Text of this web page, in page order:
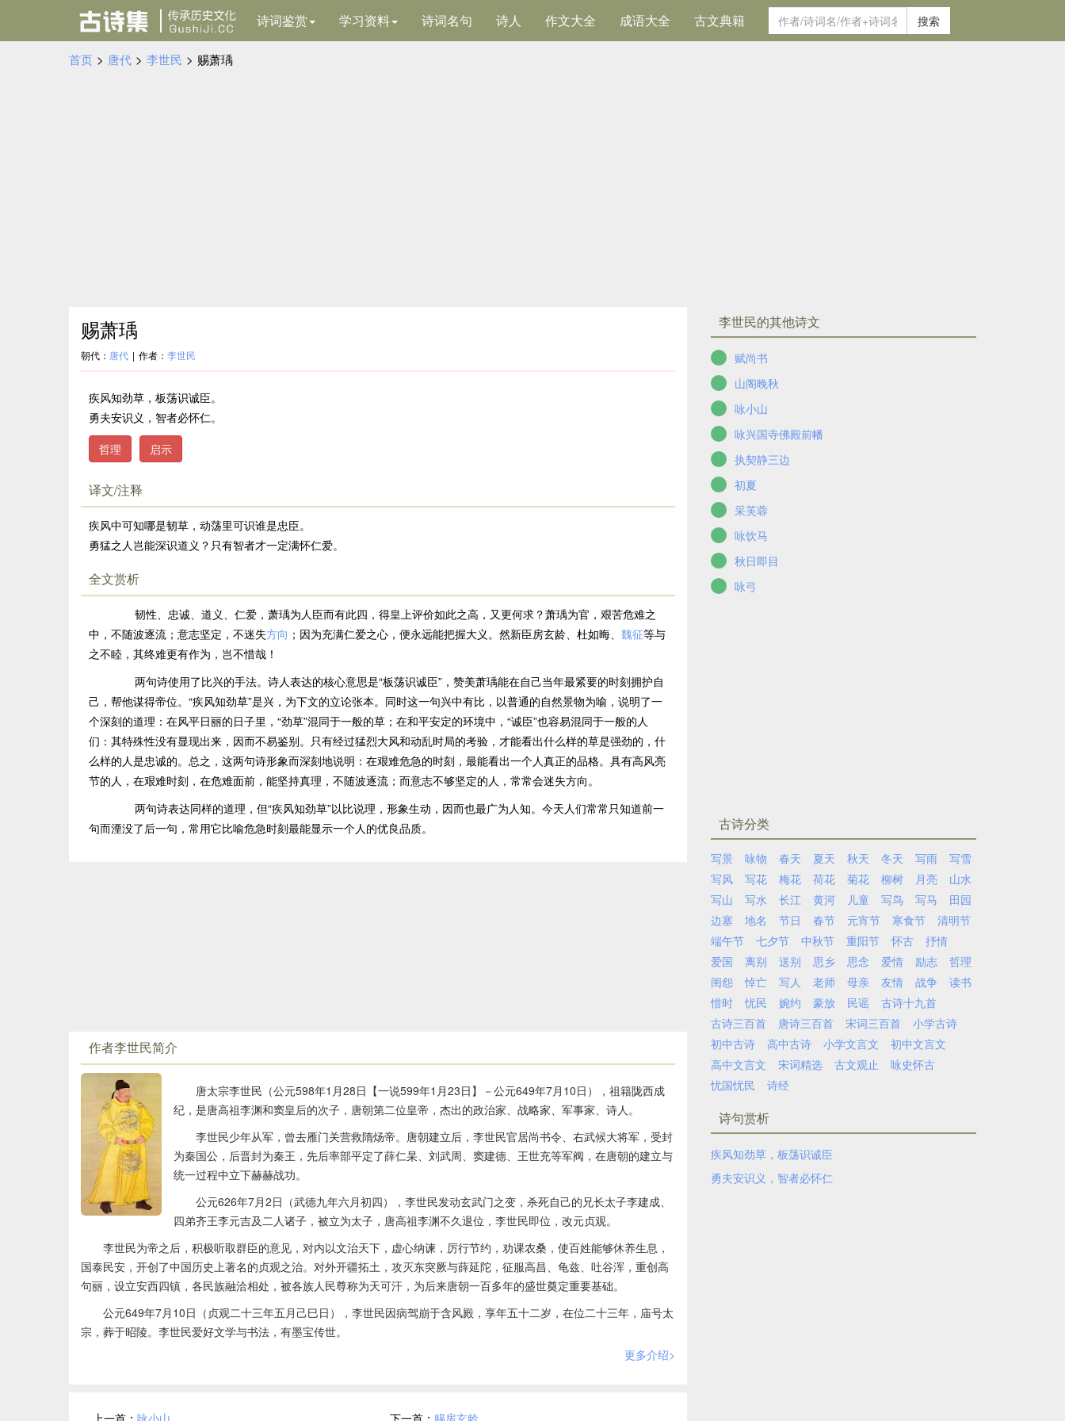
诗词鉴赏 学习资料 诗词名句 诗人 作文大全 成语大全 古文典籍 搜索
首页 > 唐代 > 李世民 > 赐萧瑀
赐萧瑀
朝代： 唐代 | 作者： 李世民
疾风知劲草，板荡识诚臣。
勇夫安识义，智者必怀仁。
哲理
启示
译文/注释
疾风中可知哪是韧草，动荡里可识谁是忠臣。
勇猛之人岂能深识道义？只有智者才一定满怀仁爱。
全文赏析
韧性、忠诚、道义、仁爱，萧瑀为人臣而有此四，得皇上评价如此之高，又更何求？萧瑀为官，艰苦危难之
中，不随波逐流；意志坚定，不迷失方向 ；因为充满仁爱之心，便永远能把握大义。然新臣房玄龄、杜如晦、 魏征等与
之不睦，其终难更有作为，岂不惜哉！
两句诗使用了比兴的手法。诗人表达的核心意思是“板荡识诚臣”，赞美萧瑀能在自己当年最紧要的时刻拥护自
己，帮他谋得帝位。“疾风知劲草”是兴，为下文的立论张本。同时这一句兴中有比，以普通的自然景物为喻，说明了一
个深刻的道理：在风平日丽的日子里，“劲草”混同于一般的草；在和平安定的环境中，“诚臣”也容易混同于一般的人
们：其特殊性没有显现出来，因而不易鉴别。只有经过猛烈大风和动乱时局的考验，才能看出什么样的草是强劲的，什
么样的人是忠诚的。总之，这两句诗形象而深刻地说明：在艰难危急的时刻，最能看出一个人真正的品格。具有高风亮
节的人，在艰难时刻，在危难面前，能坚持真理，不随波逐流；而意志不够坚定的人，常常会迷失方向。
两句诗表达同样的道理，但“疾风知劲草”以比说理，形象生动，因而也最广为人知。今天人们常常只知道前一
句而湮没了后一句，常用它比喻危急时刻最能显示一个人的优良品质。
作者李世民简介
唐太宗李世民（公元598年1月28日【一说599年1月23日】－公元649年7月10日），祖籍陇西成
纪，是唐高祖李渊和窦皇后的次子，唐朝第二位皇帝，杰出的政治家、战略家、军事家、诗人。
李世民少年从军，曾去雁门关营救隋炀帝。唐朝建立后，李世民官居尚书令、右武候大将军，受封
为秦国公，后晋封为秦王，先后率部平定了薛仁杲、刘武周、窦建德、王世充等军阀，在唐朝的建立与
统一过程中立下赫赫战功。
公元626年7月2日（武德九年六月初四），李世民发动玄武门之变，杀死自己的兄长太子李建成、
四弟齐王李元吉及二人诸子，被立为太子，唐高祖李渊不久退位，李世民即位，改元贞观。
李世民为帝之后，积极听取群臣的意见，对内以文治天下，虚心纳谏，厉行节约，劝课农桑，使百姓能够休养生息，
国泰民安，开创了中国历史上著名的贞观之治。对外开疆拓土，攻灭东突厥与薛延陀，征服高昌、龟兹、吐谷浑，重创高
句丽，设立安西四镇，各民族融洽相处，被各族人民尊称为天可汗，为后来唐朝一百多年的盛世奠定重要基础。
公元649年7月10日（贞观二十三年五月己巳日），李世民因病驾崩于含风殿，享年五十二岁，在位二十三年，庙号太
宗，葬于昭陵。李世民爱好文学与书法，有墨宝传世。
更多介绍>
上一首： 咏小山 下一首： 赐房玄龄
李世民的其他诗文
赋尚书
山阁晚秋
咏小山
咏兴国寺佛殿前幡
执契静三边
初夏
采芙蓉
咏饮马
秋日即目
咏弓
古诗分类
写景 咏物 春天 夏天 秋天 冬天 写雨
写雪
写风
写花 梅花 荷花 菊花 柳树 月亮
山水
写山
写水 长江 黄河 儿童 写鸟 写马
田园
边塞
地名 节日 春节 元宵节 寒食节
清明节
端午节
七夕节 中秋节 重阳节 怀古
抒情
爱国
离别 送别 思乡 思念 爱情 励志
哲理
闺怨
悼亡 写人 老师 母亲 友情 战争
读书
惜时
忧民 婉约 豪放 民谣
古诗十九首
古诗三百首
唐诗三百首 宋词三百首
小学古诗
初中古诗
高中古诗 小学文言文
初中文言文
高中文言文
宋词精选 古文观止
咏史怀古
忧国忧民
诗经
诗句赏析
疾风知劲草，板荡识诚臣
勇夫安识义，智者必怀仁